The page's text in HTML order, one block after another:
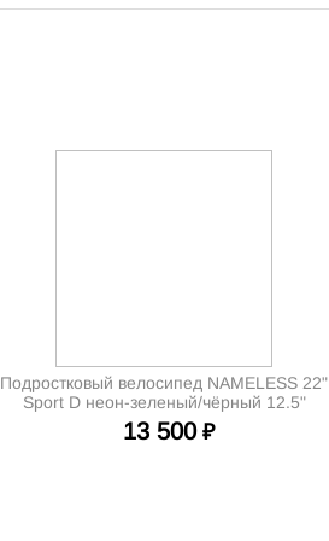
Подростковый велосипед NAMELESS 22"
Sport D неон-зеленый/чёрный 12.5"
(2025)
13 500 ₽